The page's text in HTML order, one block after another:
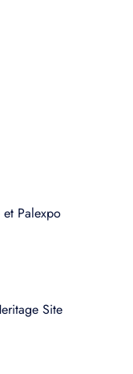
Palexpo
Site